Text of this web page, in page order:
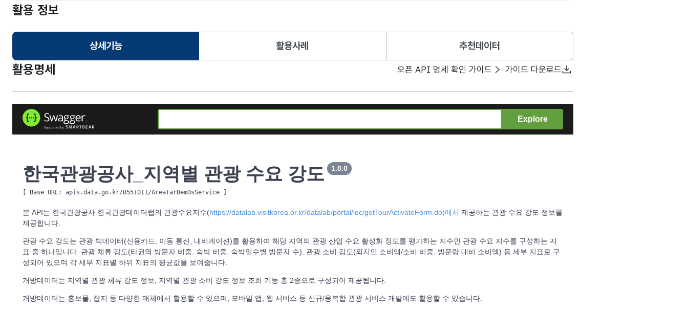
활용 정보
상세기능
선택됨
활용사례 추천데이터
활용명세 오픈 API 명세 확인 가이드 가이드 다운로드
Explore
한국관광공사_지역별 관광 수요 강도 1.0.0
[ Base URL: apis.data.go.kr/B551011/AreaTarDemDsService
본 API는 한국관광공사 한국관광데이터랩의 관광수요지수(https://datalab.visitkorea.or.kr/datalab/portal/loc/getTourActivateForm.do)에서 제공하는 관광 수요 강도 정보를
제공합니다.
관광 수요 강도는 관광 빅데이터(신용카드, 이동 통신, 내비게이션)를 활용하여 해당 지역의 관광 산업 수요 활성화 정도를 평가하는 지수인 관광 수요 지수를 구성하는 지
표 중 하나입니다. 관광 체류 강도(타권역 방문자 비중, 숙박 비중, 숙박일수별 방문자 수), 관광 소비 강도(외지인 소비액/소비 비중, 방문량 대비 소비액) 등 세부 지표로 구
성되어 있으며 각 세부 지표별 하위 지표의 평균값을 보여줍니다.
개방데이터는 지역별 관광 체류 강도 정보, 지역별 관광 소비 강도 정보 조회 기능 총 2종으로 구성되어 제공됩니다.
개방데이터는 홍보물, 잡지 등 다양한 매체에서 활용할 수 있으며, 모바일 앱, 웹 서비스 등 신규/융복합 관광 서비스 개발에도 활용할 수 있습니다.